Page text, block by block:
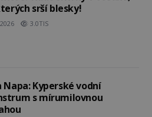
srší blesky!
3.0TIS
Napa: Kyperské vodní
s mírumilovnou